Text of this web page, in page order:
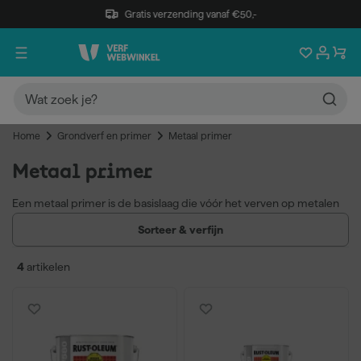
Gratis verzending vanaf €50,-
Home Grondverf en primer Metaal primer
Metaal primer
Een metaal primer is de basislaag die vóór het verven op metalen
oppervlakken wordt aangebracht. Het product verhoogt de
hechting van de eindlaag en beschermt het metaal tegen roest
geschikt voor staal, ijzer en non-ferrometalen.
Zorgt voor hechting van verf op gladde metaaloppervlakken
Geschikt voor staal, ijzer en non-ferrometalen
Sorteer & verfijn
4 artikelen